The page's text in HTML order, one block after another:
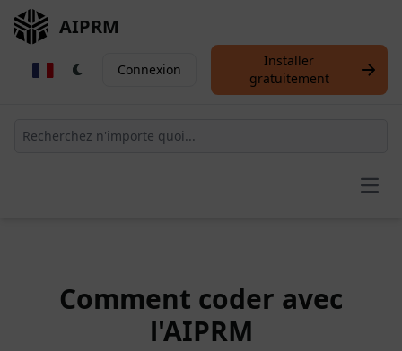
AIPRM
Connexion
Installer
gratuitement
Comment coder avec
l'AIPRM